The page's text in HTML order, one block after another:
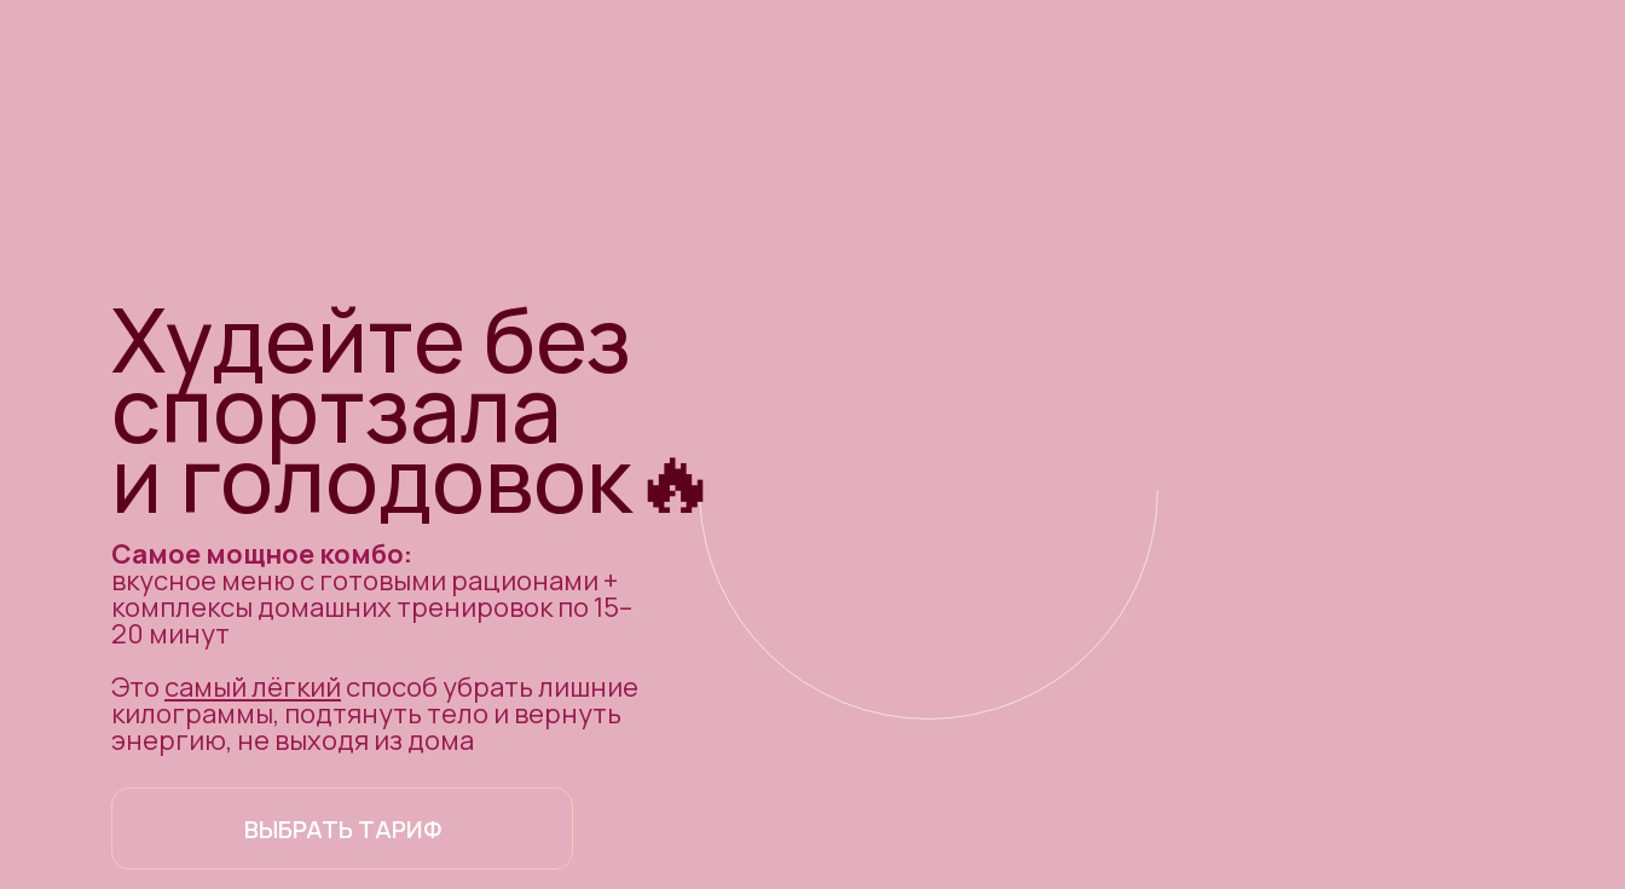
Худейте без
спортзала
и голодовок🔥
Самое мощное комбо:
вкусное меню с готовыми рационами +
комплексы домашних тренировок по 15–
20 минут
Это самый лёгкий способ убрать лишние
килограммы, подтянуть тело и вернуть
энергию, не выходя из дома
ВЫБРАТЬ ТАРИФ